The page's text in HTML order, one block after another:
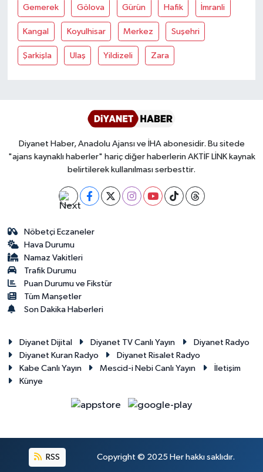
Gemerek Gölova Gürün Hafik İmranli
Kangal Koyulhisar Merkez Suşehri
Şarkişla Ulaş Yildizeli Zara
Diyanet Haber, Anadolu Ajansı ve İHA abonesidir. Bu sitede
"ajans kaynaklı haberler" hariç diğer haberlerin AKTİF LİNK kaynak
belirtilerek kullanılması serbesttir.
Nöbetçi Eczaneler
Hava Durumu
Namaz Vakitleri
Trafik Durumu
Puan Durumu ve Fikstür
Tüm Manşetler
Son Dakika Haberleri
Diyanet Dijital Diyanet TV Canlı Yayın
Diyanet Radyo
Diyanet Kuran Radyo
Diyanet Risalet Radyo
Kabe Canlı Yayın
Mescid-i Nebi Canlı Yayın
İletişim
Künye
RSS Copyright © 2025 Her hakkı saklıdır.
Bolu Müftülüğü
Burdur Müftülüğü
Bursa Müftülüğü
Çankırı Müftülüğü
Çorum Müftülüğü
Düzce Müftülüğü
Edirne Müftülüğü
Elazığ Müftülüğü
Erzurum Müftülüğü
Giresun Müftülüğü
Makaleler
Ekonomi
Duyurular
Bilim, Teknoloji
Biyografiler
YAŞAM